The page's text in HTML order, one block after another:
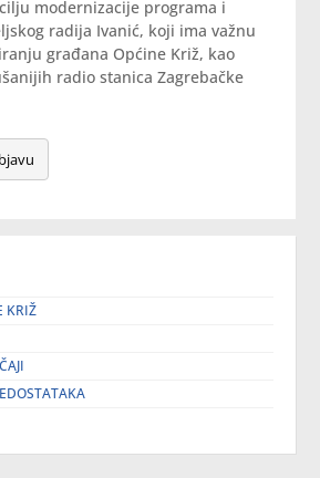
KRIŽ
modernizacije programa i
radija Ivanić, koji ima važnu
građana Općine Križ, kao
radio stanica Zagrebačke